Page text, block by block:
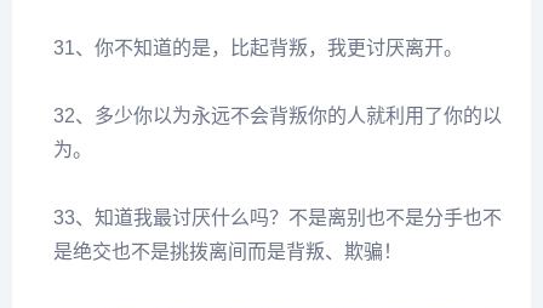
31、你不知道的是，比起背叛，我更讨厌离开。
32、多少你以为永远不会背叛你的人就利用了你的以
为。
33、知道我最讨厌什么吗？不是离别也不是分手也不
是绝交也不是挑拨离间而是背叛、欺骗！